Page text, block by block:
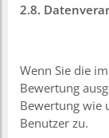
2.8.
Wenn Sie die
Bewertung
Bewertung wie
Benutzer zu.